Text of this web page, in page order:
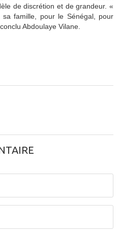
de discrétion et de grandeur. «
famille, pour le Sénégal, pour
Abdoulaye Vilane.